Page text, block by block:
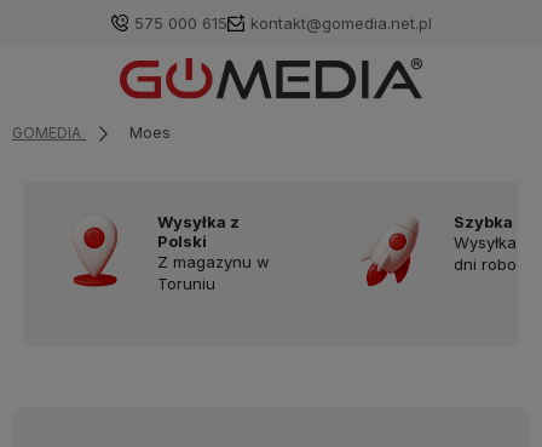
575 000 615 kontakt@gomedia.net.pl
GOMEDIA Moes
Wysyłka z
Polski
Z magazynu w
Toruniu
Szybka
Wysyłka w
dni